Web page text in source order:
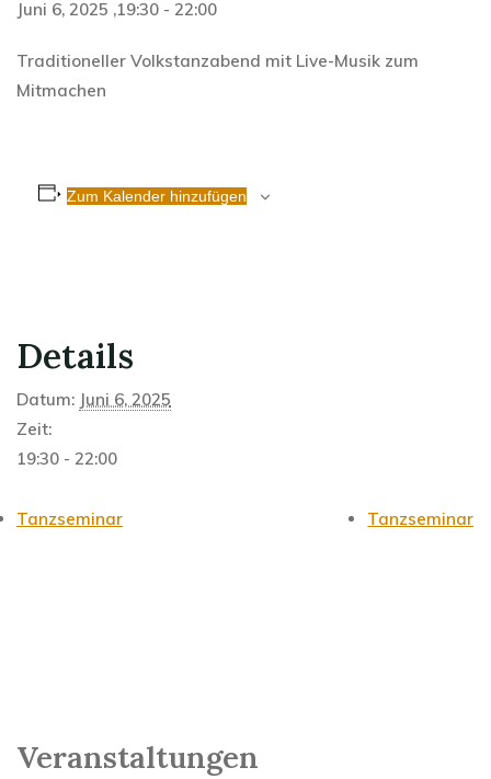
Juni 6, 2025 ,19:30 - 22:00
Traditioneller Volkstanzabend mit Live-Musik zum
Mitmachen
Zum Kalender hinzufügen
Details
Datum: Juni 6, 2025
Zeit:
19:30 - 22:00
Tanzseminar Tanzseminar
Veranstaltungen